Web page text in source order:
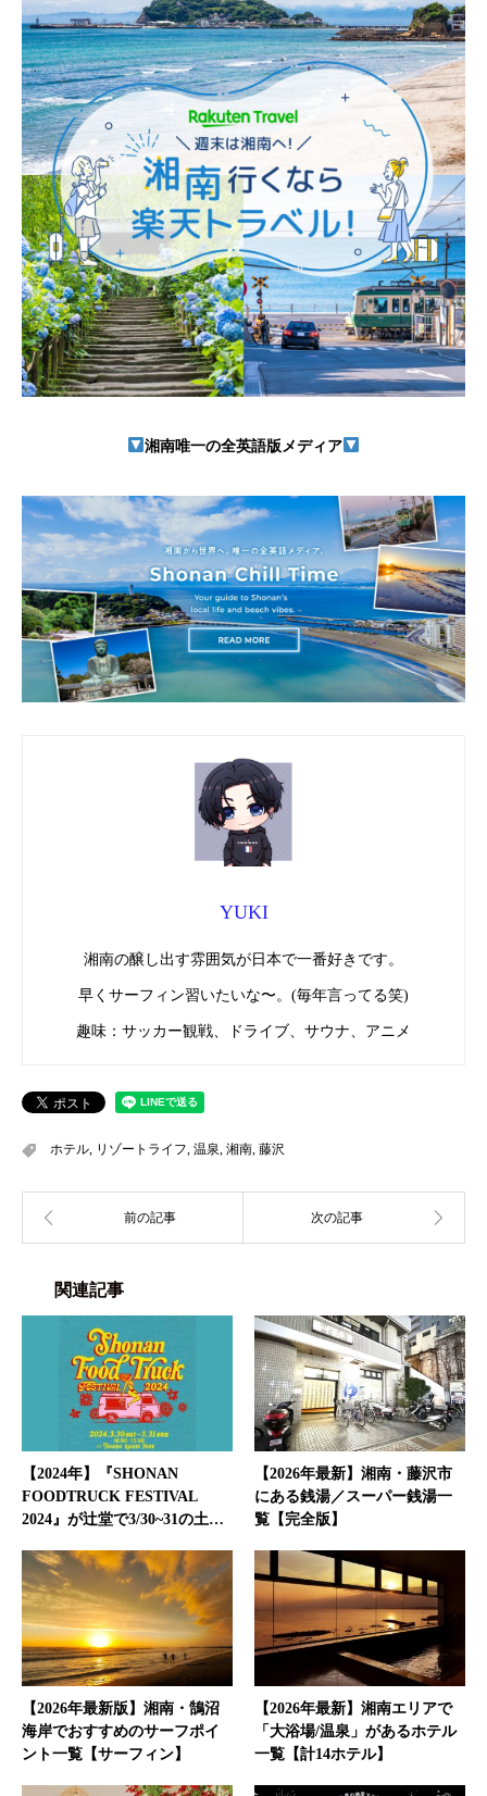
湘南唯一の全英語版メディア
YUKI
湘南の醸し出す雰囲気が日本で一番好きです。
早くサーフィン習いたいな〜。(毎年言ってる笑)
趣味：サッカー観戦、ドライブ、サウナ、アニメ
ホテル, リゾートライフ, 温泉, 湘南, 藤沢
関連記事
【2024年】『SHONAN
FOODTRUCK FESTIVAL
2024』が辻堂で3/30~31の土…
【2026年最新】湘南・藤沢市
にある銭湯／スーパー銭湯一
覧【完全版】
【2026年最新版】湘南・鵠沼
海岸でおすすめのサーフポイ
ント一覧【サーフィン】
【2026年最新】湘南エリアで
「大浴場/温泉」があるホテル
一覧【計14ホテル】